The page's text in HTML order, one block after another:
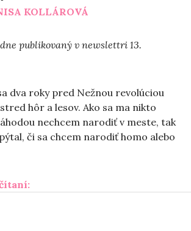
KOLLÁROVÁ
publikovaný v newslettri 13.
dva roky pred Nežnou revolúciou
hôr a lesov. Ako sa ma nikto
nechcem narodiť v meste, tak
či sa chcem narodiť homo alebo
„Priznať je ťažké, skrývať ešte